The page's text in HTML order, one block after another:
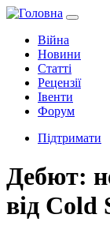
Війна
Новини
Статті
Рецензії
Івенти
Форум
Підтримати
Дебют:
від Cold